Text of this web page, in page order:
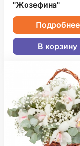
"Жозефина"
Подробнее
В корзину